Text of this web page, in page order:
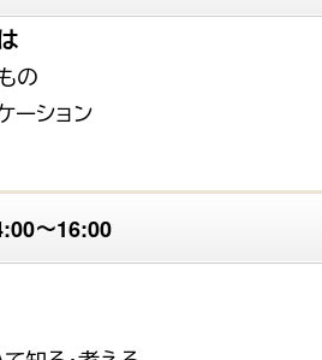
の
ーション
〜16:00